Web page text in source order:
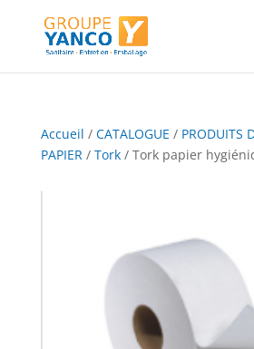
Accueil / CATALOGUE / PRODUITS
PAPIER/ Tork/ Tork papier